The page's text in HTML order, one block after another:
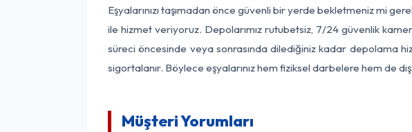
Eşyalarınızı taşımadan önce güvenli bir yerde bekletmeniz mi
ile hizmet veriyoruz. Depolarımız rutubetsiz, 7/24 güvenlik
süreci öncesinde veya sonrasında dilediğiniz kadar depolama
sigortalanır. Böylece eşyalarınız hem fiziksel darbelere hem de
Müşteri Yorumları